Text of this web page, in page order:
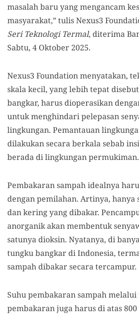
masalah baru yang mengancam
masyarakat,” tulis Nexus3
Seri Teknologi Termal, diterima
Sabtu, 4 Oktober 2025.
Nexus3 Foundation menyatakan,
skala kecil, yang lebih tepat
bangkar, harus dioperasikan
untuk menghindari pelepasan
lingkungan. Pemantauan
dilakukan secara berkala sebab
berada di lingkungan permukiman.
Pembakaran sampah idealnya
dengan pemilahan. Artinya, hanya
dan kering yang dibakar.
anorganik akan membentuk
satunya dioksin. Nyatanya, di
tungku bangkar di Indonesia,
sampah dibakar secara tercampur.
Suhu pembakaran sampah
pembakaran juga harus di atas